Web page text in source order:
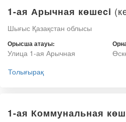
1-ая Арычная көшеci
Шығыс Қазақстан облысы
Орысша атауы:
Улица 1-ая Арычная
Толығырақ
1-ая Коммунальная